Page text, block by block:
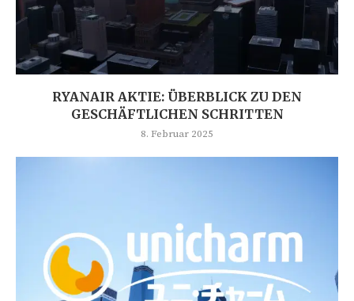
RYANAIR AKTIE: ÜBERBLICK ZU DEN
GESCHÄFTLICHEN SCHRITTEN
8. Februar 2025